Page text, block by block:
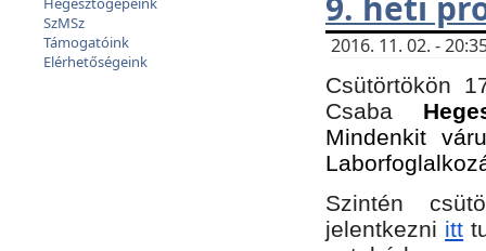
SzMSz
Támogatóink
Elérhetőségeink
2016. 11. 02. -
Csütörtökön
Csaba
Mindenkit
Szintén
jelentkezni itt